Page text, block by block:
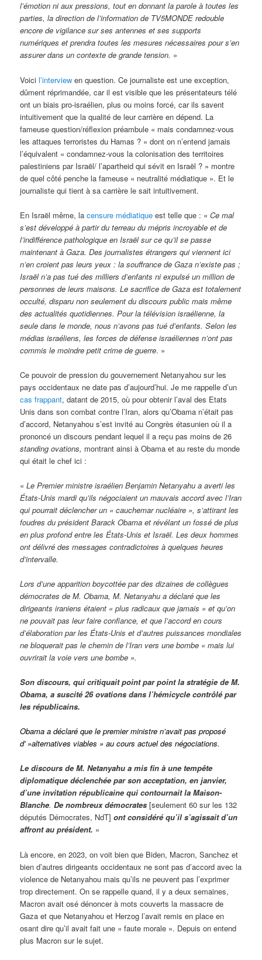
l’émotion ni aux pressions, tout en donnant la parole à toutes les
parties, la direction de l’information de TV5MONDE redouble
encore de vigilance sur ses antennes et ses supports
numériques et prendra toutes les mesures nécessaires pour s’en
assurer dans un contexte de grande tension. »
Voicil’interview en question. Ce journaliste est une exception,
dûment réprimandée, car il est visible que les présentateurs télé
ont un biais pro-israélien, plus ou moins forcé, car ils savent
intuitivement que la qualité de leur carrière en dépend. La
fameuse question/réflexion préambule « mais condamnez-vous
les attaques terroristes du Hamas ? » dont on n’entend jamais
l’équivalent « condamnez-vous la colonisation des territoires
palestiniens par Israël/ l’apartheid qui sévit en Israël ? » montre
de quel côté penche la fameuse « neutralité médiatique ». Et le
journaliste qui tient à sa carrière le sait intuitivement.
En Israël même, lacensure médiatique est telle que : «Ce mal
s’est développé à partir du terreau du mépris incroyable et de
l’indifférence pathologique en Israël sur ce qu’il se passe
maintenant à Gaza. Des journalistes étrangers qui viennent ici
n’en croient pas leurs yeux : la souffrance de Gaza n’existe pas ;
Israël n’a pas tué des milliers d’enfants ni expulsé un million de
personnes de leurs maisons. Le sacrifice de Gaza est totalement
occulté, disparu non seulement du discours public mais même
des actualités quotidiennes. Pour la télévision israélienne, la
seule dans le monde, nous n’avons pas tué d’enfants. Selon les
médias israéliens, les forces de défense israéliennes n’ont pas
commis le moindre petit crime de guerre. »
Ce pouvoir de pression du gouvernement Netanyahou sur les
pays occidentaux ne date pas d’aujourd’hui. Je me rappelle d’un
cas frappant, datant de 2015, où pour obtenir l’aval des Etats
Unis dans son combat contre l’Iran, alors qu’Obama n’était pas
d’accord, Netanyahou s’est invité au Congrès étasunien où il a
prononcé un discours pendant lequel il a reçu pas moins de 26
standing ovations, montrant ainsi à Obama et au reste du monde
qui était le chef ici :
«Le Premier ministre israélien Benjamin Netanyahu a averti les
États-Unis mardi qu’ils négociaient un mauvais accord avec l’Iran
qui pourrait déclencher un « cauchemar nucléaire », s’attirant les
foudres du président Barack Obama et révélant un fossé de plus
en plus profond entre les États-Unis et Israël. Les deux hommes
ont délivré des messages contradictoires à quelques heures
d’intervalle.
Lors d’une apparition boycottée par des dizaines de collègues
démocrates de M. Obama, M. Netanyahu a déclaré que les
dirigeants iraniens étaient « plus radicaux que jamais » et qu’on
ne pouvait pas leur faire confiance, et que l’accord en cours
d’élaboration par les États-Unis et d’autres puissances mondiales
ne bloquerait pas le chemin de l’Iran vers une bombe « mais lui
ouvrirait la voie vers une bombe ».
Son discours, qui critiquait point par point la stratégie de M.
Obama, a suscité 26 ovations dans l’hémicycle contrôlé par
les républicains.
Obama a déclaré que le premier ministre n’avait pas proposé
d' »alternatives viables » au cours actuel des négociations.
Le discours de M. Netanyahu a mis fin à une tempête
diplomatique déclenchée par son acceptation, en janvier,
d’une invitation républicaine qui contournait la Maison-
Blanche.De nombreux démocrates[seulement 60 sur les 132
députés Démocrates, NdT] ont considéré qu’il s’agissait d’un
affront au président. »
Là encore, en 2023, on voit bien que Biden, Macron, Sanchez et
bien d’autres dirigeants occidentaux ne sont pas d’accord avec la
violence de Netanyahou mais qu’ils ne peuvent pas l’exprimer
trop directement. On se rappelle quand, il y a deux semaines,
Macron avait osé dénoncer à mots couverts la massacre de
Gaza et que Netanyahou et Herzog l’avait remis en place en
osant dire qu’il avait fait une « faute morale ». Depuis on entend
plus Macron sur le sujet.